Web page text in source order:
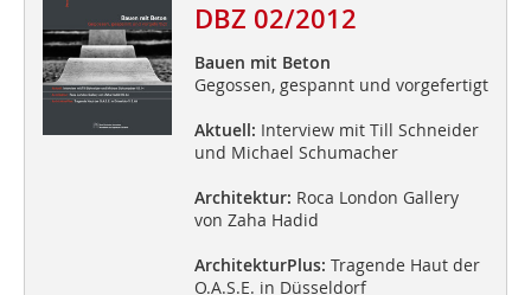
DBZ 02/2012
Bauen mit Beton
Gegossen, gespannt und vorgefertigt
Aktuell: Interview mit Till Schneider
und Michael Schumacher
Architektur: Roca London Gallery
von Zaha Hadid
ArchitekturPlus: Tragende Haut der
O.A.S.E. in Düsseldorf